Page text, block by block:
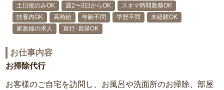
土日祝のみOK 週2〜3日からOK
スキマ時間勤務OK
扶養内OK
高時給 年齢不問 学歴不問
未経験OK
家政婦の求人
直行･直帰OK
お仕事内容
お掃除代行
お客様のご自宅を訪問し、お風呂や洗面所のお掃除、部屋